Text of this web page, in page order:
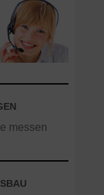
messen